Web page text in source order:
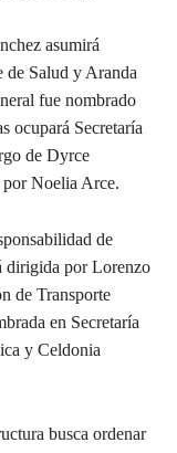
asumirá
de Salud y Aranda
fue nombrado
ocupará Secretaría
de Dyrce
Noelia Arce.
de
dirigida por Lorenzo
de Transporte
en Secretaría
y Celdonia
busca ordenar